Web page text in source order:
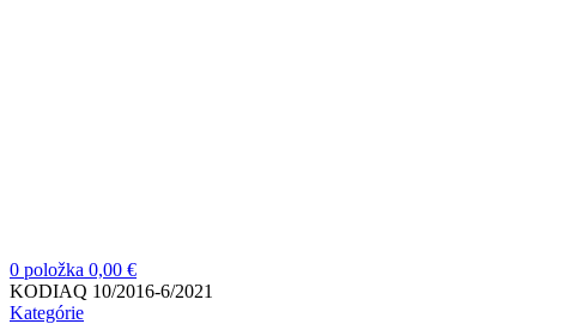
0 položka 0,00 €
KODIAQ 10/2016-6/2021
Kategórie